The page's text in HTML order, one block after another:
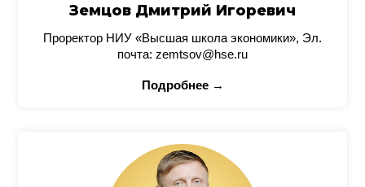
Земцов Дмитрий Игоревич
Проректор НИУ «Высшая школа экономики», Эл.
почта: zemtsov@hse.ru
Подробнее →